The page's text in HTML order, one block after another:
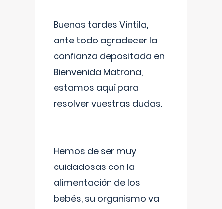
Buenas tardes Vintila,
ante todo agradecer la
confianza depositada en
Bienvenida Matrona,
estamos aquí para
resolver vuestras dudas.
Hemos de ser muy
cuidadosas con la
alimentación de los
bebés, su organismo va